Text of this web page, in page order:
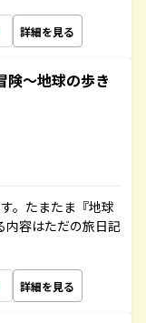
詳細を見る
険～地球の歩き
。たまたま『地球
内容はただの旅日記
詳細を見る